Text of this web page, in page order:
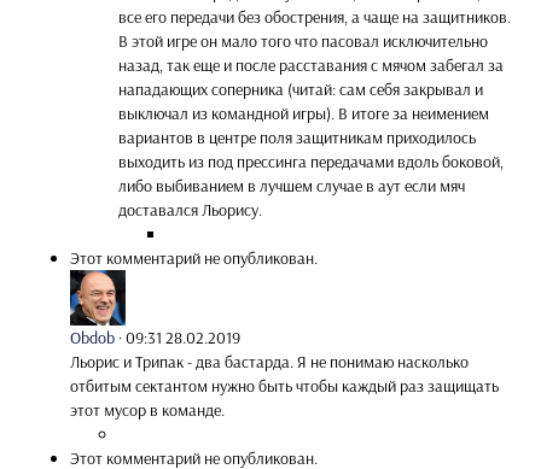
все его передачи без обострения, а чаще на защитников.
В этой игре он мало того что пасовал исключительно
назад, так еще и после расставания с мячом забегал за
нападающих соперника (читай: сам себя закрывал и
выключал из командной игры). В итоге за неимением
вариантов в центре поля защитникам приходилось
выходить из под прессинга передачами вдоль боковой,
либо выбиванием в лучшем случае в аут если мяч
доставался Льорису.
Этот комментарий не опубликован.
Obdob ·09:31 28.02.2019
Льорис и Трипак - два бастарда. Я не понимаю насколько
отбитым сектантом нужно быть чтобы каждый раз защищать
этот мусор в команде.
Этот комментарий не опубликован.